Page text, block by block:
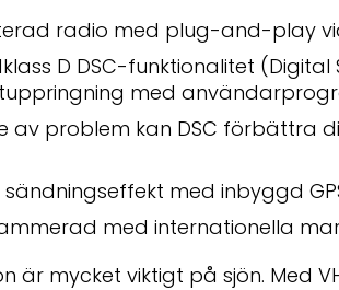
radio med plug-and-play via
D DSC-funktionalitet
med
av problem kan DSC förbättra
med inbyggd
med internationella
är mycket viktigt på sjön. Med